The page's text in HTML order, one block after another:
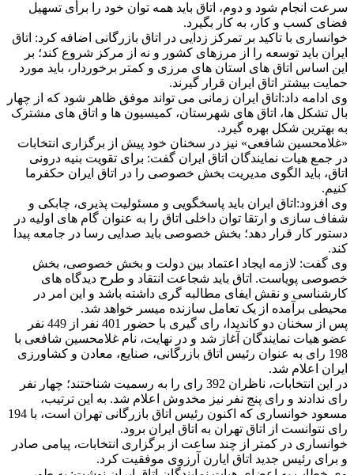
سرعت انجام شود و دوم، اتاق باید همه توان خود را برأی تسهیل
فضای کسب و کار، به کار بگیرد.
خوانساری با تاکید بر تمرکز زدایی در اتاق بازرگانی اضافه کرد: اتاق
ایران باید توسعه را از مرزهای کشور و نه از مرکز شروع کند؛ بر
این اساس اتاق های استان های مرزی و کمتر برخوردار، باید مورد
حمایت بیشتر اتاق ایران قرار گیرند.
وی ادامه داد:اتاق ایران زمانی می تواند موفق ظاهر شود که از چهار
بال تشکل ها، اتاق های شهرستان، کمیسیون ها و اتاق های مشترک
به بهترین شکل بهره گیرد.
«غلامحسین شافعی» نیز در سخنان خود پیش از برگزاری انتخابات
در جمع هیات نمایندگان اتاق ایران گفت: برای تقویت بنیه درونی
اتاق، باید الگوی مدیریت بخش خصوصی را در اتاق ایران حکفرما
کنیم.
وی افزود:اتاق ایران باید پاسخگویی و مسئولیت پذیری، چابکی و
شفاف سازی و ارتقا توان داخلی اتاق را به عنوان گام های اولیه در
دستور کار قرار دهد؛ بخش خصوصی باید صدایی رسا در جامعه پیدا
کند.
وی گفت: لازمه ایجاد اعتماد بین دولت و بخش خصوصی، بخش
خصوصی پویاست. اتاق باید شجاعت انتقاد و طرح دیدگاه های
کارشناسی و نقش ایفای مطالبه گری داشته باشد و این امر در
محیطی برآمده از یک تعامل سازنده میسر خواهد شد.
پس از سخنان دو کاندیدا، رای گیری با حضور 401 نفر از 449 نفر
عضو هیات نمایندگان آغاز شد و در نهایت، نام غلامحسین شافعی با
198 رای به عنوان رئیس اتاق بازرگانی، صنایع، معادن و کشاورزی
ایران اعلام شد.
در این انتخابات، ناظران 392 رای را به رسمیت شناختند؛ چهار نفر
رای ندادند و رای پنج نفر نیز مخدوش اعلام شد. به این ترتیب،
مسعود خوانساری که اکنون رئیس اتاق بازرگانی تهران است، با 194
رای نتوانست از اتاق تهران به اتاق ایران برود.
خوانساری در کمتر از چند ساعت از برگزاری انتخابات، پیامی صادر
و برای رئیس جدید اتاق ایارن آرزوی موفقیت کرد.